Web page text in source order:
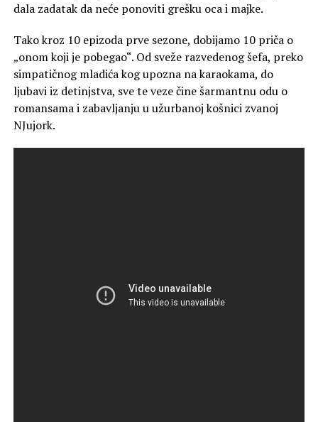
dala zadatak da neće ponoviti grešku oca i majke.
Tako kroz 10 epizoda prve sezone, dobijamo 10 priča o
„onom koji je pobegao“. Od sveže razvedenog šefa, preko
simpatičnog mladića kog upozna na karaokama, do
ljubavi iz detinjstva, sve te veze čine šarmantnu odu o
romansama i zabavljanju u užurbanoj košnici zvanoj
NJujork.